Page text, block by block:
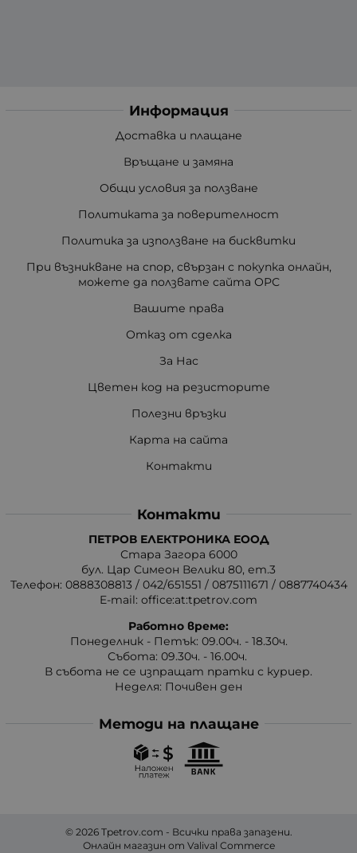
Информация
Доставка и плащане
Връщане и замяна
Общи условия за ползване
Политиката за поверителност
Политика за използване на бисквитки
При възникване на спор, свързан с покупка онлайн,
можете да ползвате сайта ОРС
Вашите права
Отказ от сделка
За Нас
Цветен код на резисторите
Полезни връзки
Карта на сайта
Контакти
Контакти
ПЕТРОВ ЕЛЕКТРОНИКА ЕООД
Стара Загора 6000
бул. Цар Симеон Велики 80, ет.3
Телефон: 0888308813 / 042/651551 / 0875111671 / 0887740434
E-mail: office:at:tpetrov.com
Работно време:
Понеделник - Петък: 09.00ч. - 18.30ч.
Събота: 09.30ч. - 16.00ч.
В събота не се изпращат пратки с куриер.
Неделя: Почивен ден
Методи на плащане
© 2026 Tpetrov.com - Всички права запазени.
Онлайн магазин от Valival Commerce